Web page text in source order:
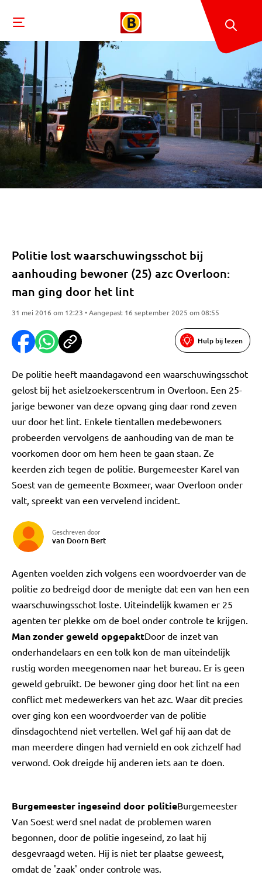
Politie lost waarschuwingsschot bij
aanhouding bewoner (25) azc Overloon:
man ging door het lint
31 mei 2016 om 12:23 • Aangepast 16 september 2025 om 08:55
Hulp bij lezen
De politie heeft maandagavond een waarschuwingsschot
gelost bij het asielzoekerscentrum in Overloon. Een 25-
jarige bewoner van deze opvang ging daar rond zeven
uur door het lint. Enkele tientallen medebewoners
probeerden vervolgens de aanhouding van de man te
voorkomen door om hem heen te gaan staan. Ze
keerden zich tegen de politie. Burgemeester Karel van
Soest van de gemeente Boxmeer, waar Overloon onder
valt, spreekt van een vervelend incident.
Geschreven door
van Doorn Bert
Agenten voelden zich volgens een woordvoerder van de
politie zo bedreigd door de menigte dat een van hen een
waarschuwingsschot loste. Uiteindelijk kwamen er 25
agenten ter plekke om de boel onder controle te krijgen.
Man zonder geweld opgepaktDoor de inzet van
onderhandelaars en een tolk kon de man uiteindelijk
rustig worden meegenomen naar het bureau. Er is geen
geweld gebruikt. De bewoner ging door het lint na een
conflict met medewerkers van het azc. Waar dit precies
over ging kon een woordvoerder van de politie
dinsdagochtend niet vertellen. Wel gaf hij aan dat de
man meerdere dingen had vernield en ook zichzelf had
verwond. Ook dreigde hij anderen iets aan te doen.
Burgemeester ingeseind door politieBurgemeester
Van Soest werd snel nadat de problemen waren
begonnen, door de politie ingeseind, zo laat hij
desgevraagd weten. Hij is niet ter plaatse geweest,
omdat de 'zaak' onder controle was.